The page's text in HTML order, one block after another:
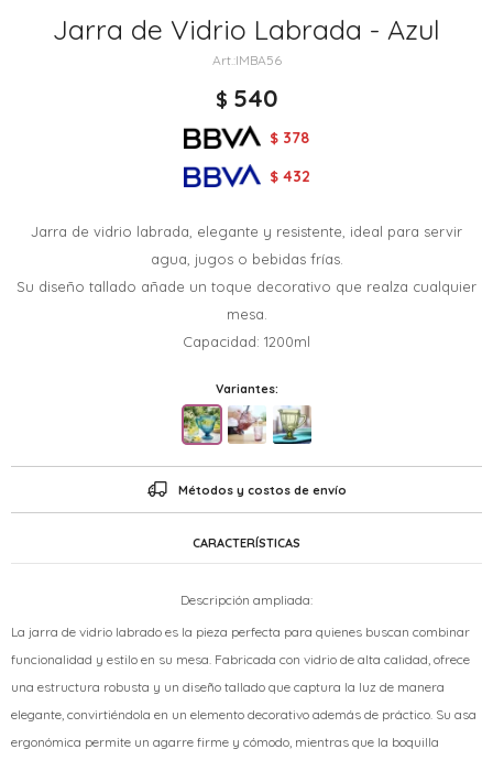
Jarra de Vidrio Labrada - Azul
IMBA56
$ 540
$ 378
$ 432
Jarra de vidrio labrada, elegante y resistente, ideal para servir
agua, jugos o bebidas frías.
Su diseño tallado añade un toque decorativo que realza cualquier
mesa.
Capacidad: 1200ml
Variantes:
Métodos y costos de envío
CARACTERÍSTICAS
Descripción ampliada:
La jarra de vidrio labrado es la pieza perfecta para quienes buscan combinar
funcionalidad y estilo en su mesa. Fabricada con vidrio de alta calidad, ofrece
una estructura robusta y un diseño tallado que captura la luz de manera
elegante, convirtiéndola en un elemento decorativo además de práctico. Su asa
ergonómica permite un agarre firme y cómodo, mientras que la boquilla